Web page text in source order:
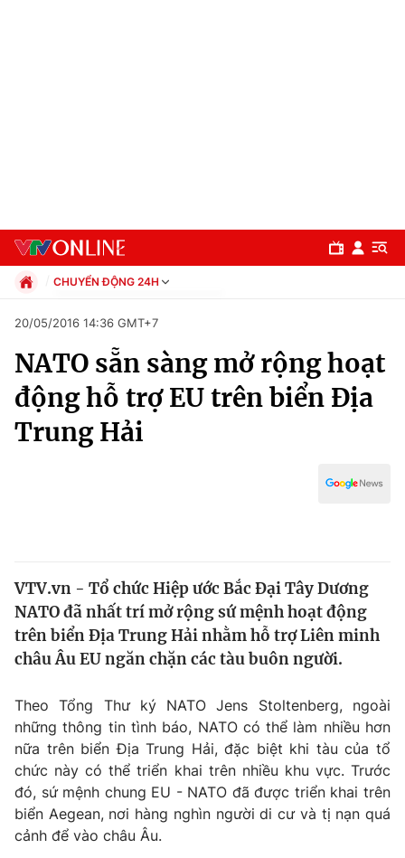
Chuyên mục
Chính trị
Thế giới
Tin tức
Thế giới đó đây
Câu chuyện quốc tế
Tài chính
Thị trường
Góc doanh nghiệp
Dữ liệu và đời sống
Truyền hình
Phim VTV
Giải trí
CHUYỂN ĐỘNG 24H
Xã hội
Pháp luật
Thể thao
Truyền hình
Văn hóa - Giải trí
20/05/2016 14:36 GMT+7
NATO sẵn sàng mở rộng hoạt
động hỗ trợ EU trên biển Địa
Trung Hải
VTV.vn - Tổ chức Hiệp ước Bắc Đại Tây Dương
NATO đã nhất trí mở rộng sứ mệnh hoạt động
trên biển Địa Trung Hải nhằm hỗ trợ Liên minh
châu Âu EU ngăn chặn các tàu buôn người.
Theo Tổng Thư ký NATO Jens Stoltenberg, ngoài
những thông tin tình báo, NATO có thể làm nhiều hơn
nữa trên biển Địa Trung Hải, đặc biệt khi tàu của tổ
chức này có thể triển khai trên nhiều khu vực. Trước
đó, sứ mệnh chung EU - NATO đã được triển khai trên
biển Aegean, nơi hàng nghìn người di cư và tị nạn quá
cảnh để vào châu Âu.